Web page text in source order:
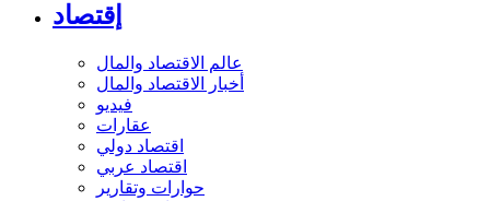
إقتصاد
عالم الاقتصاد والمال
أخبار الاقتصاد والمال
فيديو
عقارات
اقتصاد دولي
اقتصاد عربي
حوارات وتقارير